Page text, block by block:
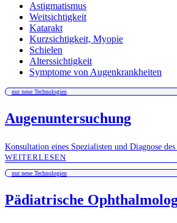
Astigmatismus
Weitsichtigkeit
Katarakt
Kurzsichtigkeit, Myopie
Schielen
Alterssichtigkeit
Symptome von Augenkrankheiten
nur neue Technologien
Augenuntersuchung
Konsultation eines Spezialisten und Diagnose des
WEITERLESEN
nur neue Technologien
Pädiatrische